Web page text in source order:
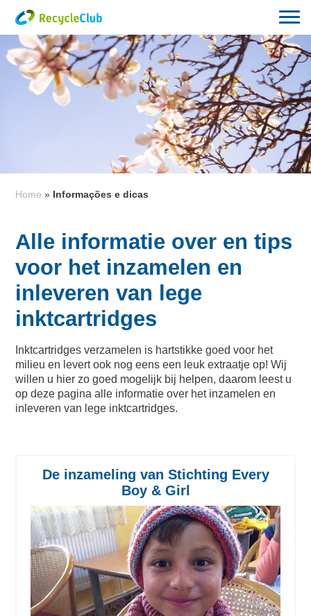
Home » Informações e dicas
Alle informatie over en tips
voor het inzamelen en
inleveren van lege
inktcartridges
Inktcartridges verzamelen is hartstikke goed voor het
milieu en levert ook nog eens een leuk extraatje op! Wij
willen u hier zo goed mogelijk bij helpen, daarom leest u
op deze pagina alle informatie over het inzamelen en
inleveren van lege inktcartridges.
De inzameling van Stichting Every
Boy & Girl